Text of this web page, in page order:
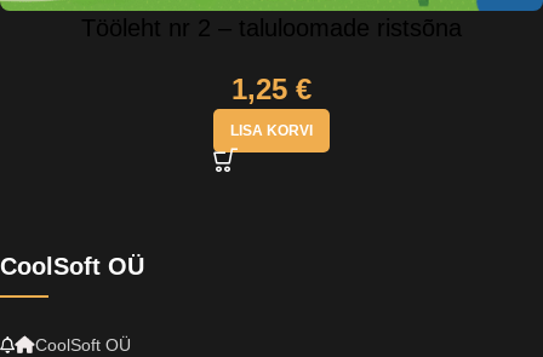
Tööleht nr 2 – taluloomade ristsõna
1,25 €
LISA KORVI
CoolSoft OÜ
CoolSoft OÜ